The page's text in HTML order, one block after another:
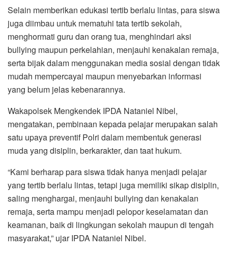
Selain memberikan edukasi tertib berlalu lintas, para siswa
juga diimbau untuk mematuhi tata tertib sekolah,
menghormati guru dan orang tua, menghindari aksi
bullying maupun perkelahian, menjauhi kenakalan remaja,
serta bijak dalam menggunakan media sosial dengan tidak
mudah mempercayai maupun menyebarkan informasi
yang belum jelas kebenarannya.
Wakapolsek Mengkendek IPDA Nataniel Nibel,
mengatakan, pembinaan kepada pelajar merupakan salah
satu upaya preventif Polri dalam membentuk generasi
muda yang disiplin, berkarakter, dan taat hukum.
“Kami berharap para siswa tidak hanya menjadi pelajar
yang tertib berlalu lintas, tetapi juga memiliki sikap disiplin,
saling menghargai, menjauhi bullying dan kenakalan
remaja, serta mampu menjadi pelopor keselamatan dan
keamanan, baik di lingkungan sekolah maupun di tengah
masyarakat,” ujar IPDA Nataniel Nibel.